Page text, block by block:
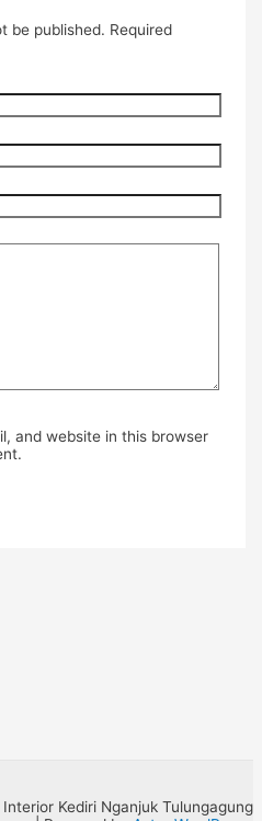
be published. Required
and website in this browser
Kediri Nganjuk Tulungagung